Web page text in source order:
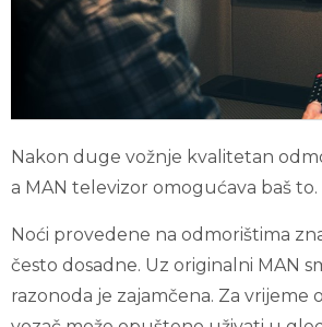
Nakon duge vožnje kvalitetan
a MAN televizor omogućava baš to.
Noći provedene na odmorištima
često dosadne. Uz originalni MAN
razonoda je zajamčena. Za vrijeme